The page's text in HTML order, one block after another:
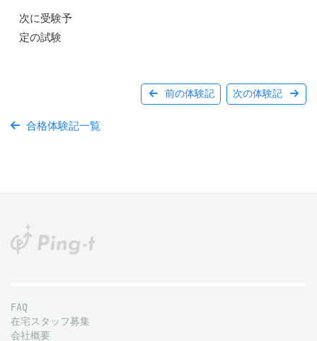
次に受験予
定の試験
前の体験記 次の体験記
合格体験記一覧
FAQ
在宅スタッフ募集
会社概要